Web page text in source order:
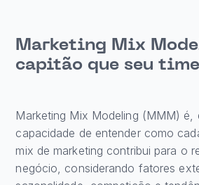
Marketing Mix
capitão que seu
Marketing Mix Modeling (MMM) é,
capacidade de entender como
mix de marketing contribui para o
negócio, considerando fatores